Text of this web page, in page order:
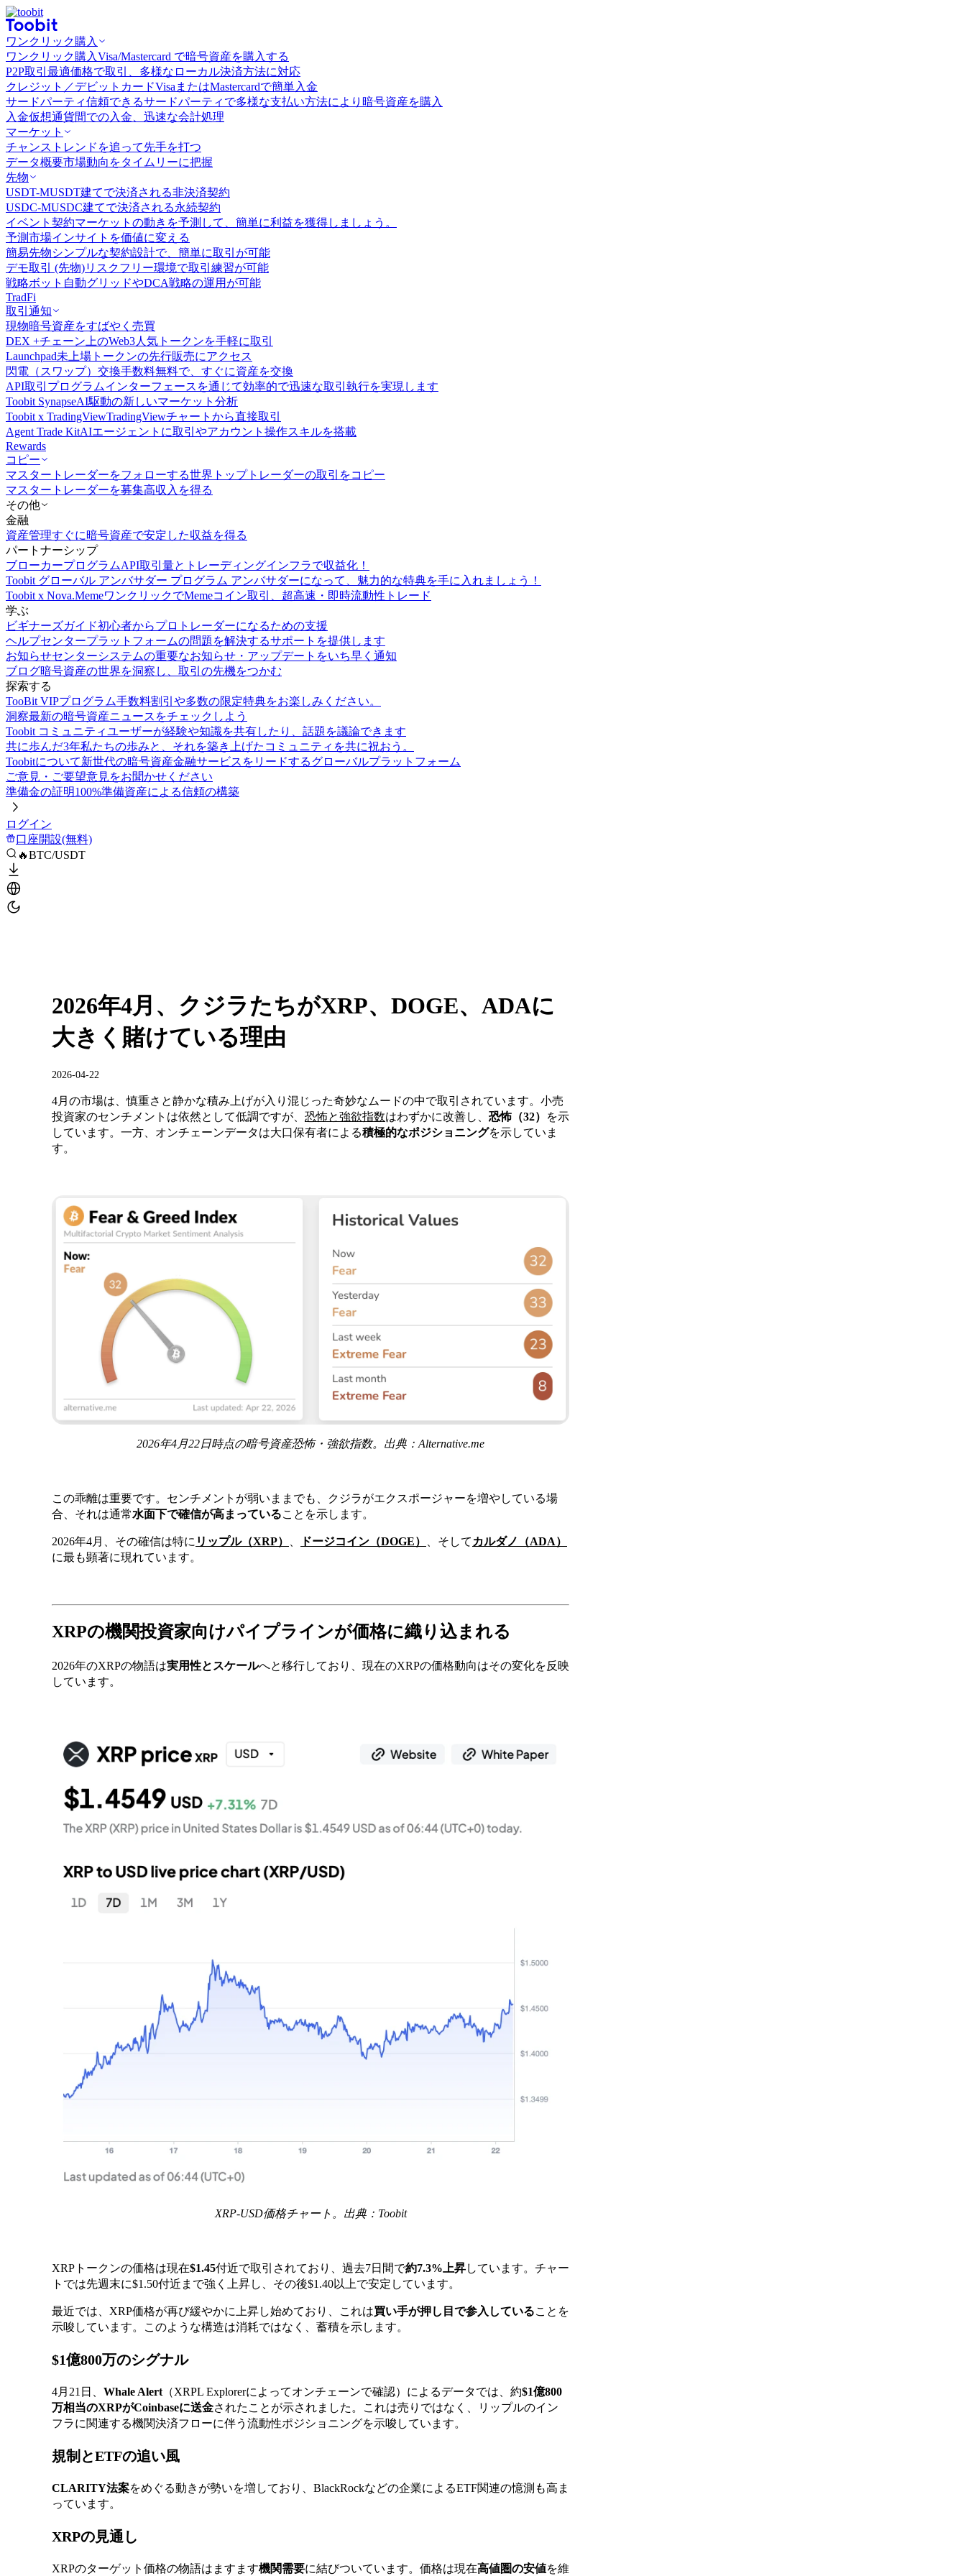
ワンクリック購入
ワンクリック購入Visa/Mastercard で暗号資産を購入する
P2P取引 最適価格で取引、多様なローカル決済方法に対応
クレジット／デビットカードVisaまたはMastercardで簡単入金
サードパーティ信頼できるサードパーティで多様な支払い方法により暗号資産を購入
入金仮想通貨間での入金、迅速な会計処理
マーケット
チャンス トレンドを追って先手を打つ
データ概要市場動向をタイムリーに把握
先物
USDT-MUSDT建てで決済される非決済契約
USDC-MUSDC建てで決済される永続契約
イベント契約マーケットの動きを予測して、簡単に利益を獲得しましょう。
予測市場インサイトを価値に変える
簡易先物シンプルな契約設計で、簡単に取引が可能
デモ取引 (先物)リスクフリー環境で取引練習が可能
戦略ボット 自動グリッドやDCA戦略の運用が可能
TradFi
取引通知
現物暗号資産をすばやく売買
DEX +チェーン上のWeb3人気トークンを手軽に取引
Launchpad未上場トークンの先行販売にアクセス
閃電（スワップ）交換手数料無料で、すぐに資産を交換
API取引 プログラムインターフェースを通じて効率的で迅速な取引執行を実現します
Toobit SynapseAI駆動の新しいマーケット分析
Toobit x TradingViewTradingViewチャートから直接取引
Agent Trade KitAIエージェントに取引やアカウント操作スキルを搭載
Rewards
コピー
マスタートレーダーをフォローする世界トップトレーダーの取引をコピー
マスタートレーダーを募集高収入を得る
その他
金融
資産管理すぐに暗号資産で安定した収益を得る
パートナーシップ
ブローカープログラムAPI取引量とトレーディングインフラで収益化！
Toobit グローバル アンバサダー プログラム アンバサダーになって、魅力的な特典を手に入れましょう！
Toobit x Nova.MemeワンクリックでMemeコイン取引、超高速・即時流動性トレード
学ぶ
ビギナーズガイド初心者からプロトレーダーになるための支援
ヘルプセンタープラットフォームの問題を解決するサポートを提供します
お知らせセンターシステムの重要なお知らせ・アップデートをいち早く通知
ブログ暗号資産の世界を洞察し、取引の先機をつかむ
探索する
TooBit VIPプログラム手数料割引や多数の限定特典をお楽しみください。
洞察最新の暗号資産ニュースをチェックしよう
Toobit コミュニティユーザーが経験や知識を共有したり、話題を議論できます
共に歩んだ3年私たちの歩みと、それを築き上げたコミュニティを共に祝おう。
Toobitについて新世代の暗号資産金融サービスをリードするグローバルプラットフォーム
ご意見・ご要望意見をお聞かせください
準備金の証明100%準備資産による信頼の構築
ログイン
口座開設(無料)
🔥BTC/USDT
2026年4月、クジラたちがXRP、DOGE、ADAに
大きく賭けている理由
2026-04-22
4月の市場は、慎重さと静かな積み上げが入り混じった奇妙なムードの中で取引されています。小売
投資家のセンチメントは依然として低調ですが、 恐怖と強欲指数はわずかに改善し、 恐怖（32）
を示
しています。一方、オンチェーンデータは大口保有者による積極的なポジショニングを示していま
す。
2026年4月22日時点の暗号資産恐怖・強欲指数。出典：Alternative.me
この乖離は重要です。センチメントが弱いままでも、クジラがエクスポージャーを増やしている場
合、それは通常水面下で確信が高まっていることを示します。
2026年4月、その確信は特に リップル（XRP） ドージコイン（DOGE） 、そして カルダノ（ADA）
に最も顕著に現れています。
XRPの機関投資家向けパイプラインが価格に織り込まれる
2026年のXRPの物語は実用性とスケールへと移行しており、現在のXRPの価格動向はその変化を反映
しています。
XRP-USD価格チャート。出典：Toobit
XRPトークンの価格は現在$1.45付近で取引されており、過去7日間で約7.3%上昇しています。チャー
トでは先週末に$1.50付近まで強く上昇し、その後$1.40以上で安定しています。
最近では、XRP価格が再び緩やかに上昇し始めており、これは買い手が押し目で参入していることを
示唆しています。このような構造は消耗ではなく、蓄積を示します。
$1億800万のシグナル
4月21日、 Whale Alert （XRPL Explorerによってオンチェーンで確認）によるデータでは、約$1億800
万相当のXRPがCoinbaseに送金されたことが示されました。これは売りではなく、リップルのイン
フラに関連する機関決済フローに伴う流動性ポジショニングを示唆しています。
規制とETFの追い風
CLARITY法案をめぐる動きが勢いを増しており、BlackRockなどの企業によるETF関連の憶測も高ま
っています。
XRPの見通し
XRPのターゲット価格の物語はますます機関需要に結びついています。価格は現在高値圏の安値を維